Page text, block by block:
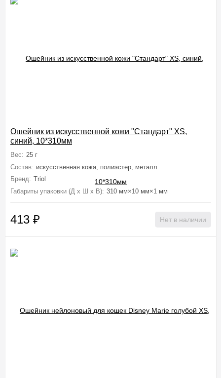
Ошейник из искусственной кожи "Стандарт" XS,
синий, 10*310мм
Вес: 25 г
Состав: искусственная кожа, полиэстер, металл
Бренд: Triol
Габариты упаковки (Д х Ш х В): 310 мм×10 мм×1 мм
413 ₽ Нет в наличии